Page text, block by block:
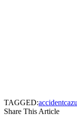
TAGGED:accident
Share This Article